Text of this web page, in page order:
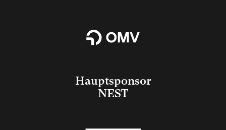
Hauptsponsor
NEST